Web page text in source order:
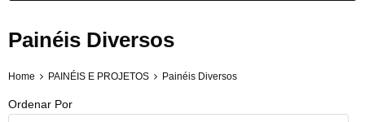
Painéis Diversos
Home PAINÉIS E PROJETOS Painéis Diversos
Ordenar Por